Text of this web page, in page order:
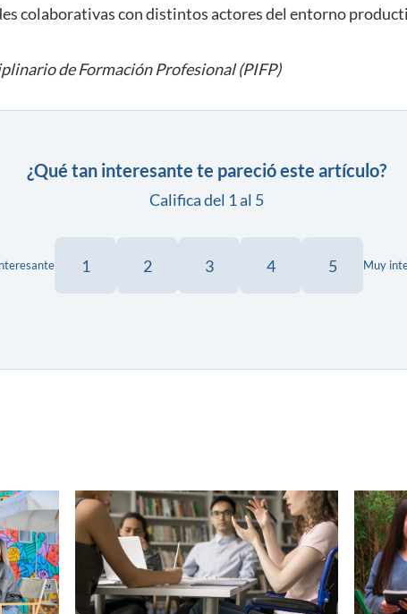
colaborativas con distintos actores del entorno
de Formación Profesional (PIFP)
¿Qué tan interesante te pareció este artículo?
Califica del 1 al 5
1 2 3 4 5 Muy